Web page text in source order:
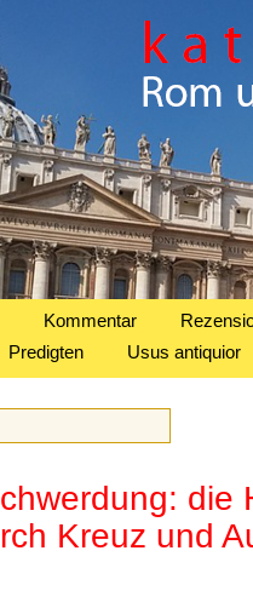
Kommentar
Predigten Usus antiquior
die
Kreuz und